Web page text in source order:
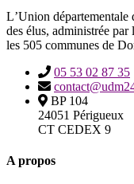
LʼUnion départementale
des élus, administrée
les 505 communes de
05 53 02 87 35
BP 104
24051 Périgueux
CT CEDEX 9
A propos